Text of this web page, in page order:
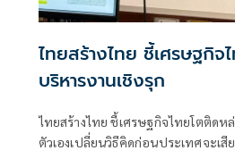
ไทยสร้างไทย ชี้เศรษฐกิ
บริหารงานเชิงรุก
ไทยสร้างไทย ชี้เศรษฐกิจไทยโตติดห
ตัวเองเปลี่ยนวิธีคิดก่อนประเทศจะเ